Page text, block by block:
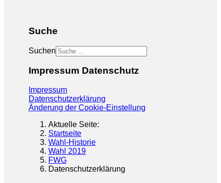
Suche
Suchen
Impressum Datenschutz
Impressum
Datenschutzerklärung
Änderung der Cookie-Einstellung
Aktuelle Seite:
Startseite
Wahl-Historie
Wahl 2019
FWG
Datenschutzerklärung